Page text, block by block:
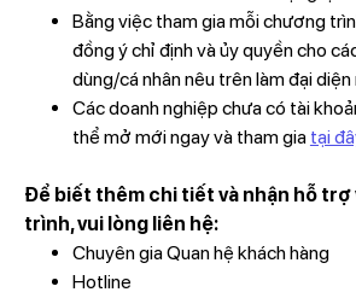
Bằng việc tham gia mỗi chương
đồng ý chỉ định và ủy quyền cho
dùng/cá nhân nêu trên làm đại
Các doanh nghiệp chưa có tài
thể mở mới ngay và tham gia tại
Để biết thêm chi tiết và nhận hỗ
trình, vui lòng liên hệ:
Chuyên gia Quan hệ khách hàng
Hotline